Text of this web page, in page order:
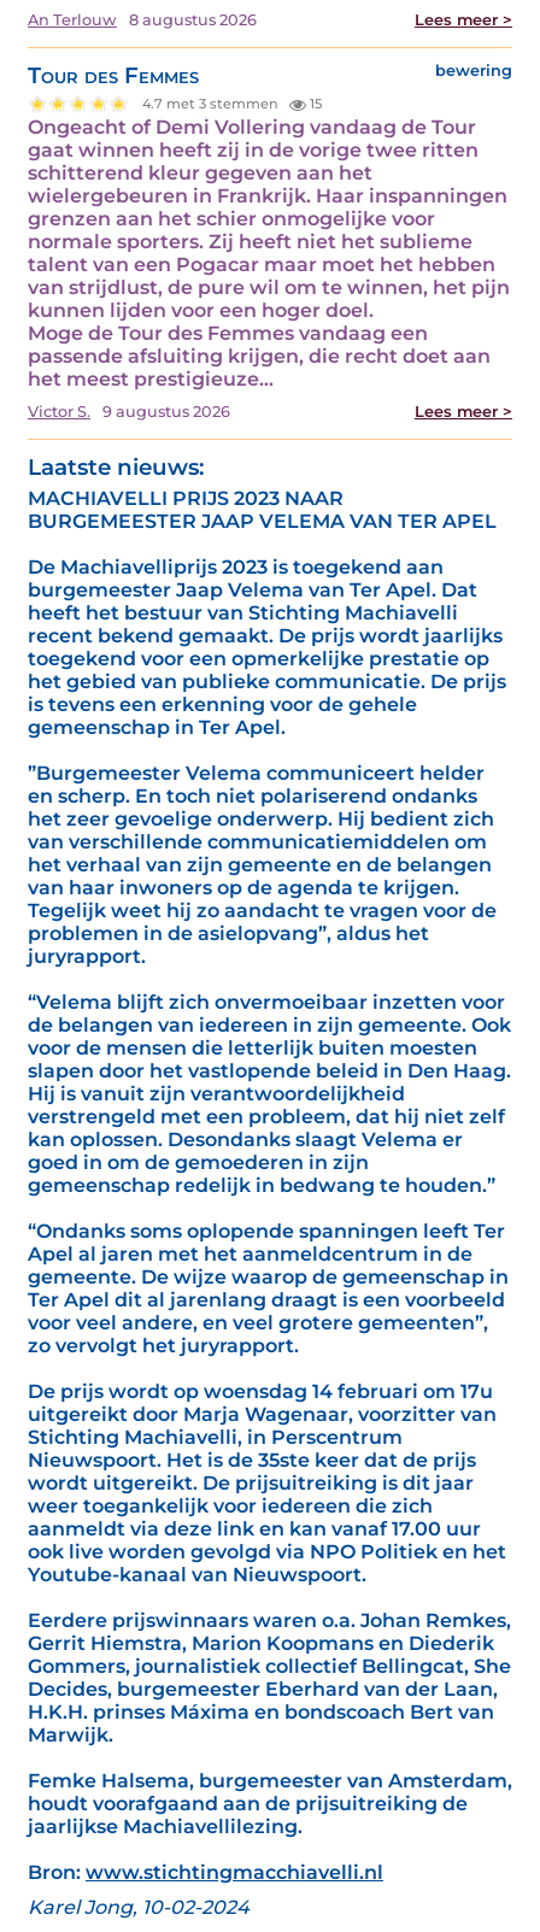
An Terlouw 8 augustus 2026 Lees meer >
Tour des Femmes bewering
4.7 met 3 stemmen 15
Ongeacht of Demi Vollering vandaag de Tour
gaat winnen heeft zij in de vorige twee ritten
schitterend kleur gegeven aan het
wielergebeuren in Frankrijk. Haar inspanningen
grenzen aan het schier onmogelijke voor
normale sporters. Zij heeft niet het sublieme
talent van een Pogacar maar moet het hebben
van strijdlust, de pure wil om te winnen, het pijn
kunnen lijden voor een hoger doel.
Moge de Tour des Femmes vandaag een
passende afsluiting krijgen, die recht doet aan
het meest prestigieuze…
Victor S. 9 augustus 2026 Lees meer >
Laatste nieuws:
MACHIAVELLI PRIJS 2023 NAAR
BURGEMEESTER JAAP VELEMA VAN TER APEL
De Machiavelliprijs 2023 is toegekend aan
burgemeester Jaap Velema van Ter Apel. Dat
heeft het bestuur van Stichting Machiavelli
recent bekend gemaakt. De prijs wordt jaarlijks
toegekend voor een opmerkelijke prestatie op
het gebied van publieke communicatie. De prijs
is tevens een erkenning voor de gehele
gemeenschap in Ter Apel.
”Burgemeester Velema communiceert helder
en scherp. En toch niet polariserend ondanks
het zeer gevoelige onderwerp. Hij bedient zich
van verschillende communicatiemiddelen om
het verhaal van zijn gemeente en de belangen
van haar inwoners op de agenda te krijgen.
Tegelijk weet hij zo aandacht te vragen voor de
problemen in de asielopvang”, aldus het
juryrapport.
“Velema blijft zich onvermoeibaar inzetten voor
de belangen van iedereen in zijn gemeente. Ook
voor de mensen die letterlijk buiten moesten
slapen door het vastlopende beleid in Den Haag.
Hij is vanuit zijn verantwoordelijkheid
verstrengeld met een probleem, dat hij niet zelf
kan oplossen. Desondanks slaagt Velema er
goed in om de gemoederen in zijn
gemeenschap redelijk in bedwang te houden.”
“Ondanks soms oplopende spanningen leeft Ter
Apel al jaren met het aanmeldcentrum in de
gemeente. De wijze waarop de gemeenschap in
Ter Apel dit al jarenlang draagt is een voorbeeld
voor veel andere, en veel grotere gemeenten”,
zo vervolgt het juryrapport.
De prijs wordt op woensdag 14 februari om 17u
uitgereikt door Marja Wagenaar, voorzitter van
Stichting Machiavelli, in Perscentrum
Nieuwspoort. Het is de 35ste keer dat de prijs
wordt uitgereikt. De prijsuitreiking is dit jaar
weer toegankelijk voor iedereen die zich
aanmeldt via deze link en kan vanaf 17.00 uur
ook live worden gevolgd via NPO Politiek en het
Youtube-kanaal van Nieuwspoort.
Eerdere prijswinnaars waren o.a. Johan Remkes,
Gerrit Hiemstra, Marion Koopmans en Diederik
Gommers, journalistiek collectief Bellingcat, She
Decides, burgemeester Eberhard van der Laan,
H.K.H. prinses Máxima en bondscoach Bert van
Marwijk.
Femke Halsema, burgemeester van Amsterdam,
houdt voorafgaand aan de prijsuitreiking de
jaarlijkse Machiavellilezing.
Bron: www.stichtingmacchiavelli.nl
Karel Jong, 10-02-2024